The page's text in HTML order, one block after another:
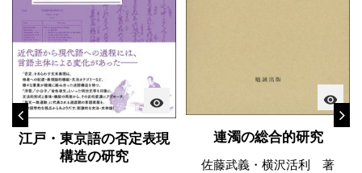
visibility
江戸・東京語の否定表現
構造の研究
visibility
連濁の総合的研究
佐藤武義・横沢活利 著